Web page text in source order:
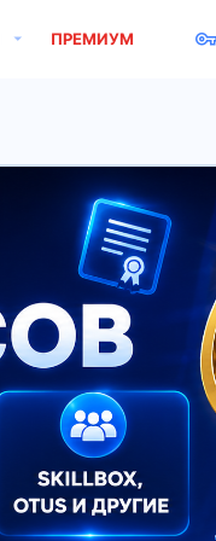
ПРЕМИУМ